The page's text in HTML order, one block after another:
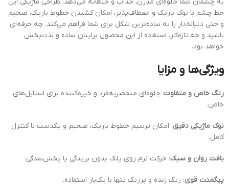
خط چشم با نوک باریک و انعطاف‌پذیر، امکان کشیدن خطوط باریک، ضخیم
و حتی دنباله‌دار را به ساده‌ترین شکل برای شما فراهم می‌کند. چه حرفه‌ای
باشید و چه تازه‌کار، استفاده از این محصول برایتان ساده و لذت‌بخش
خواهد بود.
ویژگی‌ها و مزایا
رنگ خاص و متفاوت: جلوه‌ای منحصربه‌فرد و خیره‌کننده برای استایل‌های
خاص.
نوک ماژیکی دقیق: امکان ترسیم خطوط باریک، ضخیم و یکدست با کنترل
کامل.
بافت روان و سبک: حرکت نرم روی پلک بدون بریدگی یا پخش‌شدگی.
پیگمنت قوی: رنگ زنده و پررنگ تنها با یک‌بار استفاده.